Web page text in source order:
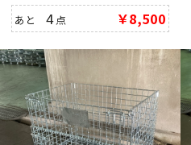
あと4点 ￥8,500